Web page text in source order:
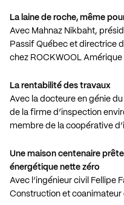
La laine de roche, même
Avec Mahnaz Nikbaht,
Passif Québec et directrice
chez ROCKWOOL Amérique
La rentabilité des travaux
Avec la docteure en génie
de la firme d’inspection
membre de la coopérative
Une maison centenaire
énergétique nette zéro
Avec l’ingénieur civil Fellipe
Construction et coanimateur